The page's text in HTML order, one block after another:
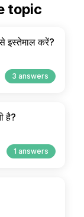
topic
इस्तेमाल करें?
3 answers
है?
1 answers